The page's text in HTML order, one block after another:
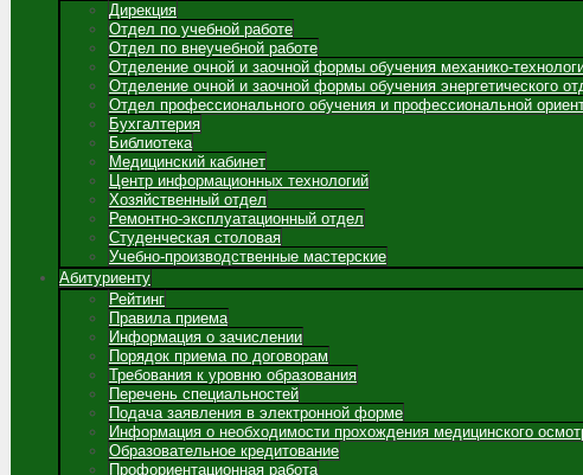
Дирекция
Отдел по учебной работе
Отдел по внеучебной работе
Отделение очной и заочной формы обучения механико-
Отделение очной и заочной формы обучения энергетического
Отдел профессионального обучения и профессиональной
Бухгалтерия
Библиотека
Медицинский кабинет
Центр информационных технологий
Хозяйственный отдел
Ремонтно-эксплуатационный отдел
Студенческая столовая
Учебно-производственные мастерские
Абитуриенту
Рейтинг
Правила приема
Информация о зачислении
Порядок приема по договорам
Требования к уровню образования
Перечень специальностей
Подача заявления в электронной форме
Информация о необходимости прохождения медицинского
Образовательное кредитование
Профориентационная работа